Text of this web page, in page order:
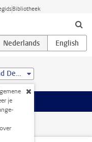
Bibliotheek
Cultural Anthropology and Development Sociology (MSc)
je
studie